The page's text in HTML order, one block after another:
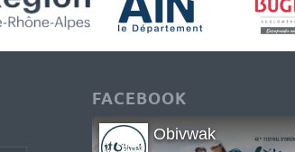
FACEBOOK
Obivwak